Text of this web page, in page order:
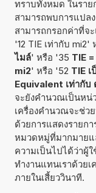
ทราบทั้งหมด ในรา
สามารถพบการแปล
สามารถกรอกค่าที่จ
'12 TIE เท่ากับ mi2'
ไมล์' หรือ '35 TIE
mi2' หรือ '52 TIE เ
Equivalent เท่ากับ
จะยังคำนวณเป็นหน่
เครื่องคำนวณจะช่ว
ด้วยการแสดงรายก
หมวดหมู่ที่มากมายแ
ความเป็นไปได้ว่าผู้
ทำงานแทนเราด้วย
ภายในเสี้ยววินาที.